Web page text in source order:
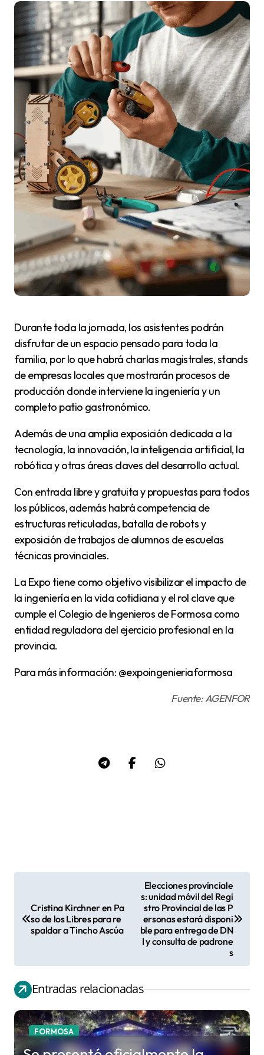
Durante toda la jornada, los asistentes podrán
disfrutar de un espacio pensado para toda la
familia, por lo que habrá charlas magistrales, stands
de empresas locales que mostrarán procesos de
producción donde interviene la ingeniería y un
completo patio gastronómico.
Además de una amplia exposición dedicada a la
tecnología, la innovación, la inteligencia artificial, la
robótica y otras áreas claves del desarrollo actual.
Con entrada libre y gratuita y propuestas para todos
los públicos, además habrá competencia de
estructuras reticuladas, batalla de robots y
exposición de trabajos de alumnos de escuelas
técnicas provinciales.
La Expo tiene como objetivo visibilizar el impacto de
la ingeniería en la vida cotidiana y el rol clave que
cumple el Colegio de Ingenieros de Formosa como
entidad reguladora del ejercicio profesional en la
provincia.
Para más información: @expoingenieriaformosa
Fuente: AGENFOR
g
a
c
i
ó
n
Cristina Kirchner en Pa
so de los Libres para re
spaldar a Tincho Ascúa
Elecciones provinciale
s: unidad móvil del Regi
stro Provincial de las P
ersonas estará disponi
ble para entrega de DN
I y consulta de padrone
s
Entradas relacionadas
FORMOSA